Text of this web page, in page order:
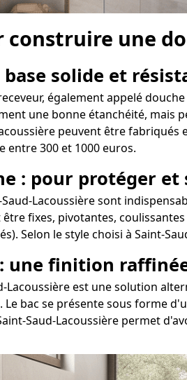
construire une
solide et
également appelé
une bonne étanchéité, mais
peuvent être
entre 300 et 1000 euros.
: pour protéger
Lacoussière sont
fixes, pivotantes,
Selon le style choisi à Saint-
une finition
Lacoussière est une solution
bac se présente sous forme
Saud-Lacoussière permet